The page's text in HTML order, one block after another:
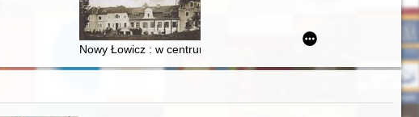
: prestiż finansowy i towarzyski lokalnego mieszczaństwa w 2. poł. XIX w
Nowy Łowicz : w centrum poligonu drawskiego od średniowiecza